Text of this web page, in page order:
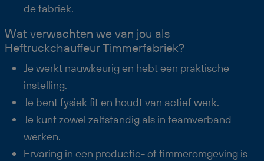
de fabriek.
Wat verwachten we van jou als
Heftruckchauffeur Timmerfabriek?
Je werkt nauwkeurig en hebt een praktische
instelling.
Je bent fysiek fit en houdt van actief werk.
Je kunt zowel zelfstandig als in teamverband
werken.
Ervaring in een productie- of timmeromgeving is